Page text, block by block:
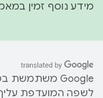
מידע נוסף זמין
לשפה המועדפת